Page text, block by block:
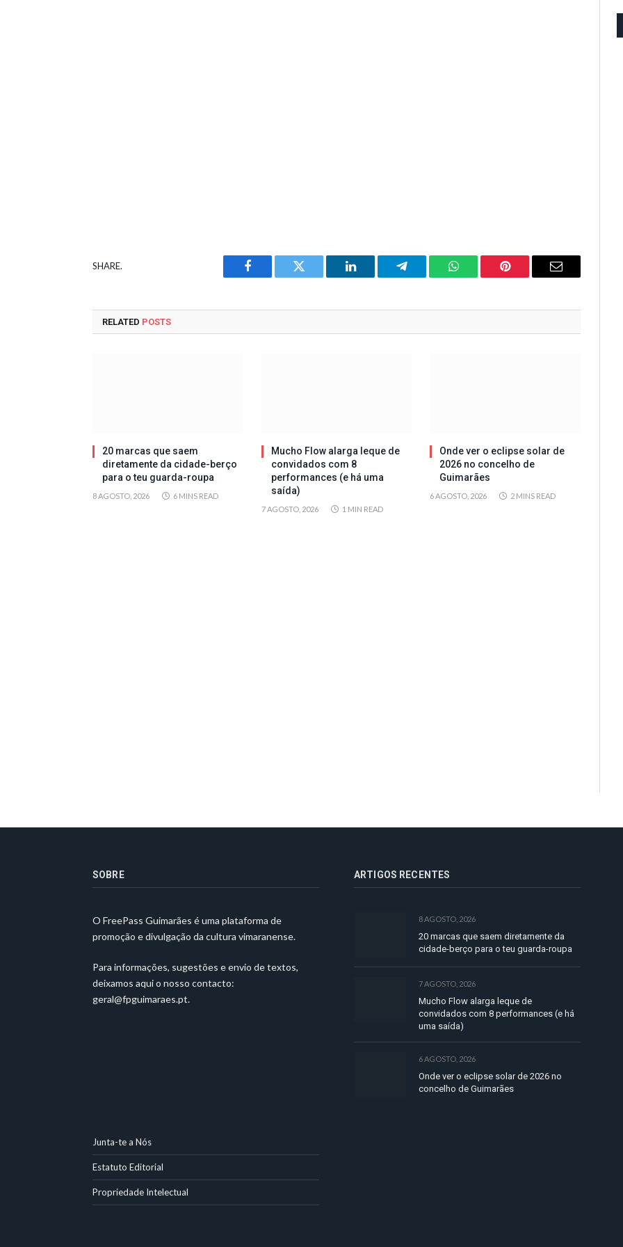
SHARE.
Facebook Twitter LinkedIn Telegram WhatsAppPinterest Email
RELATED POSTS
20 marcas que saem
diretamente da cidade-berço
para o teu guarda-roupa
8 AGOSTO, 2026 6 MINS READ
Mucho Flow alarga leque de
convidados com 8
performances (e há uma
saída)
7 AGOSTO, 2026 1 MIN READ
Onde ver o eclipse solar de
2026 no concelho de
Guimarães
6 AGOSTO, 2026 2 MINS READ
SOBRE
O FreePass Guimarães é uma plataforma de
promoção e divulgação da cultura vimaranense.
Para informações, sugestões e envio de textos,
deixamos aqui o nosso contacto:
geral@fpguimaraes.pt.
ARTIGOS RECENTES
8 AGOSTO, 2026
20 marcas que saem diretamente da
cidade-berço para o teu guarda-roupa
7 AGOSTO, 2026
Mucho Flow alarga leque de
convidados com 8 performances (e há
uma saída)
6 AGOSTO, 2026
Onde ver o eclipse solar de 2026 no
concelho de Guimarães
Junta-te a Nós
Estatuto Editorial
Propriedade Intelectual